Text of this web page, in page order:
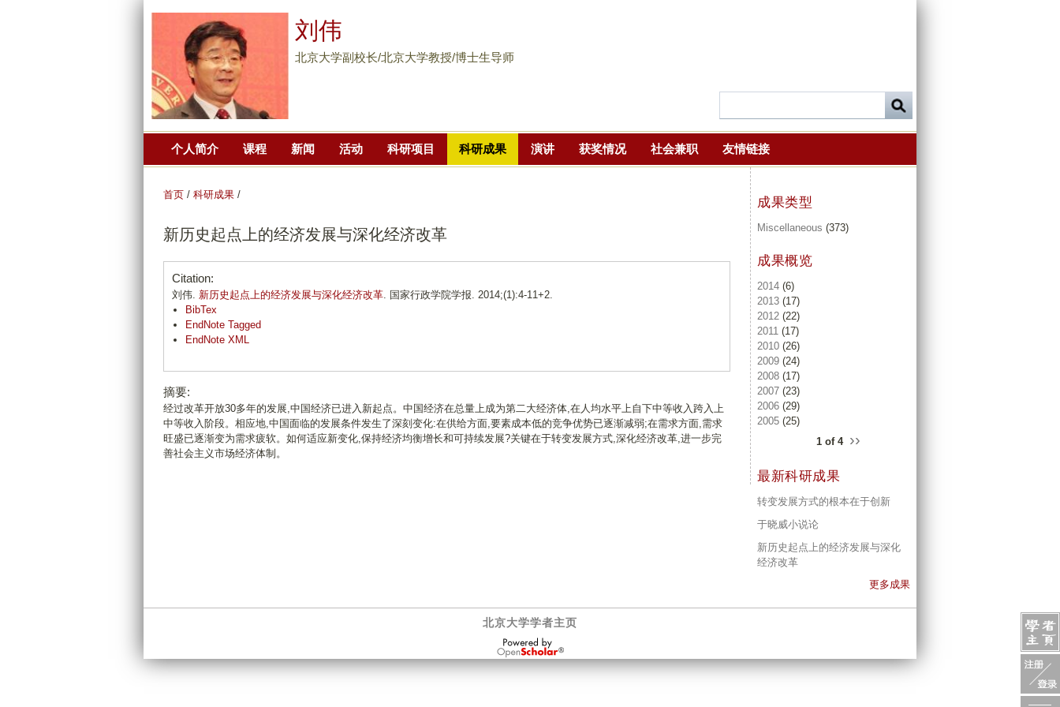
到
主
要
刘伟
北京大学副校长/北京大学教授/博士生导师
个人简介 课程 新闻 活动 科研项目 科研成果 演讲 获奖情况 社会兼职 友情链接
首页 / 科研成果 /
新历史起点上的经济发展与深化经济改革
Citation:
刘伟. 新历史起点上的经济发展与深化经济改革. 国家行政学院学报. 2014;(1):4-11+2.
BibTex
EndNote Tagged
EndNote XML
摘要:
经过改革开放30多年的发展,中国经济已进入新起点。中国经济在总量上成为第二大经济体,在人均水平上自下中等收入跨入上
中等收入阶段。相应地,中国面临的发展条件发生了深刻变化:在供给方面,要素成本低的竞争优势已逐渐减弱;在需求方面,需求
旺盛已逐渐变为需求疲软。如何适应新变化,保持经济均衡增长和可持续发展?关键在于转变发展方式,深化经济改革,进一步完
善社会主义市场经济体制。
成果类型
Miscellaneous (373)
成果概览
2014 (6)
2013 (17)
2012 (22)
2011 (17)
2010 (26)
2009 (24)
2008 (17)
2007 (23)
2006 (29)
2005 (25)
1 of 4 ››
最新科研成果
转变发展方式的根本在于创新
于晓威小说论
新历史起点上的经济发展与深化
经济改革
更多成果
北京大学学者主页
OpenScholar